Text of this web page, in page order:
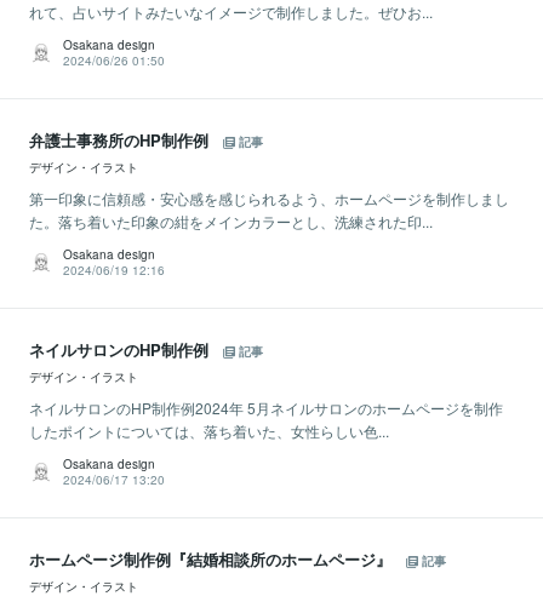
れて、占いサイトみたいなイメージで制作しました。ぜひお...
Osakana design
2024/06/26 01:50
弁護士事務所のHP制作例
記事
デザイン・イラスト
第一印象に信頼感・安心感を感じられるよう、ホームページを制作しまし
た。落ち着いた印象の紺をメインカラーとし、洗練された印...
Osakana design
2024/06/19 12:16
ネイルサロンのHP制作例
記事
デザイン・イラスト
ネイルサロンのHP制作例2024年 5月ネイルサロンのホームページを制作
したポイントについては、落ち着いた、女性らしい色...
Osakana design
2024/06/17 13:20
ホームページ制作例『結婚相談所のホームページ』
記事
デザイン・イラスト